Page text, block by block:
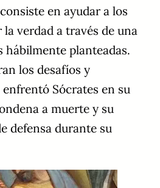
en ayudar a los
verdad a través de una
hábilmente planteadas.
los desafíos y
Sócrates en su
a muerte y su
defensa durante su